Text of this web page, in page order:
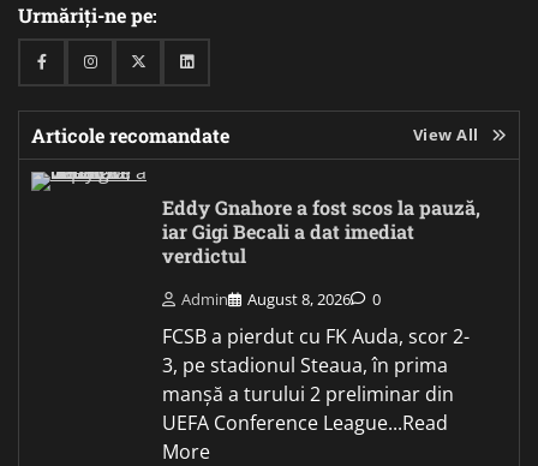
Urmăriți-ne pe:
FacebookInstagramTwitterLinkedin
Articole recomandate View All
Eddy Gnahore a fost scos la pauză,
iar Gigi Becali a dat imediat
verdictul
Admin August 8, 2026 0
FCSB a pierdut cu FK Auda, scor 2-
3, pe stadionul Steaua, în prima
manșă a turului 2 preliminar din
UEFA Conference League...Read
More